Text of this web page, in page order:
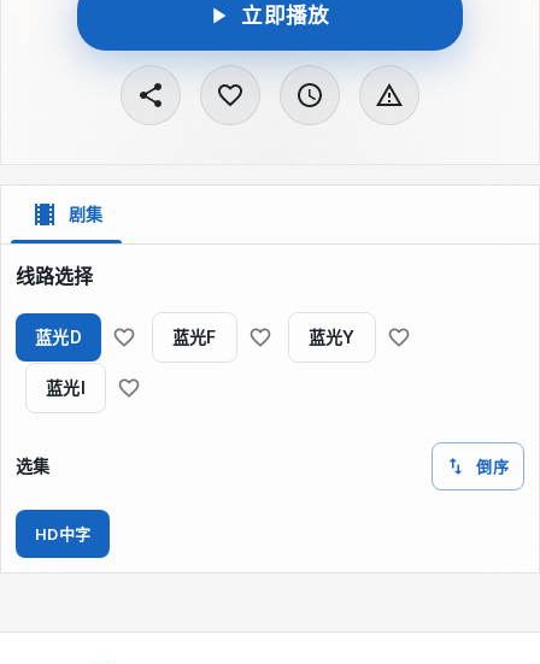
立即播放
剧集
线路选择
蓝光D 蓝光F 蓝光Y
蓝光I
选集 倒序
HD中字